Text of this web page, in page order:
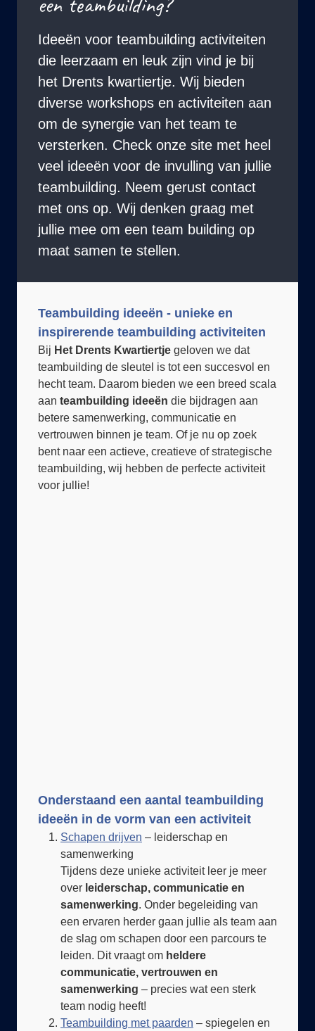
Ideeën voor teambuilding activiteiten
die leerzaam en leuk zijn vind je bij
het Drents kwartiertje. Wij bieden
diverse workshops en activiteiten aan
om de synergie van het team te
versterken. Check onze site met heel
veel ideeën voor de invulling van jullie
teambuilding. Neem gerust contact
met ons op. Wij denken graag met
jullie mee om een team building op
maat samen te stellen.
inspirerende teambuilding activiteiten
BijHet Drents Kwartiertjegeloven we dat
teambuilding de sleutel is tot een succesvol en
hecht team. Daarom bieden we een breed scala
aanteambuilding ideeëndie bijdragen aan
betere samenwerking, communicatie en
vertrouwen binnen je team. Of je nu op zoek
bent naar een actieve, creatieve of strategische
teambuilding, wij hebben de perfecte activiteit
voor jullie!
ideeën in de vorm van een activiteit
Schapen drijven– leiderschap en
samenwerking
Tijdens deze unieke activiteit leer je meer
overleiderschap, communicatie en
samenwerking. Onder begeleiding van
een ervaren herder gaan jullie als team aan
de slag om schapen door een parcours te
leiden. Dit vraagt omheldere
communicatie, vertrouwen en
samenwerking – precies wat een sterk
team nodig heeft!
Teambuilding met paarden
inzicht krijgen